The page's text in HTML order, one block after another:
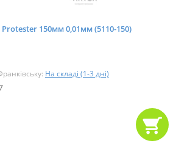
150мм 0,01мм (5110-150)
На складі (1-3 дні)